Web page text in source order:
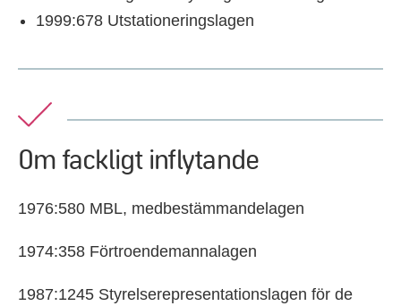
1999:678 Utstationeringslagen
Om fackligt inflytande
1976:580 MBL, medbestämmandelagen
1974:358 Förtroendemannalagen
1987:1245 Styrelserepresentationslagen för de